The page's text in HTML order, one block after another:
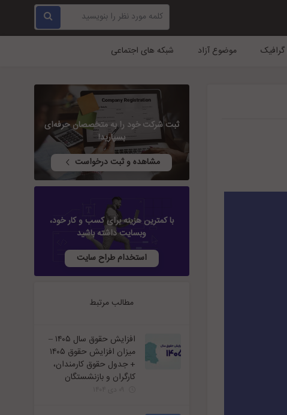
موضوع آزاد شبکه های اجتماعی
ثبت شرکت خود را به متخصصان حرفه‌ای
بسپارید!
مشاهده و ثبت درخواست
با کمترین هزینه برای کسب و کار خود،
وبسایت داشته باشید
استخدام طراح سایت
مطالب مرتبط
افزایش حقوق سال ۱۴۰۵ –
میزان افزایش حقوق ۱۴۰۵
+ جدول حقوق کارمندان،
کارگران و بازنشستگان